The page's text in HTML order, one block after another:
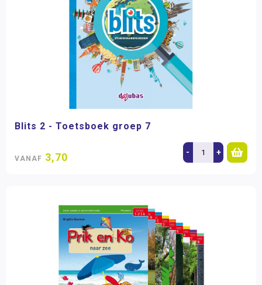
Blits 2 - Toetsboek groep 7
VANAF 3,70 - +